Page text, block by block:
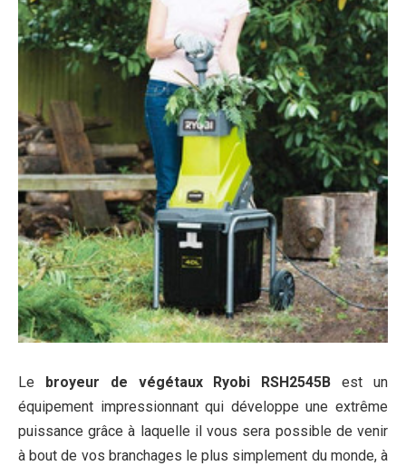
Le broyeur de végétaux Ryobi RSH2545B est un
équipement impressionnant qui développe une extrême
puissance grâce à laquelle il vous sera possible de venir
à bout de vos branchages le plus simplement du monde, à